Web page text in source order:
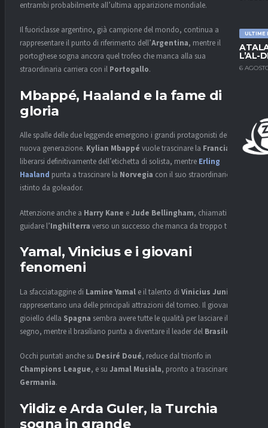
ULTIME
L’AL-
6
entrambi probabilmente all’ultima apparizione mondiale.
Il fuoriclasse argentino, già campione del mondo, continua a
rappresentare il punto di riferimento dell’Argentina, mentre il
portoghese sogna ancora quel trofeo che manca alla sua
straordinaria carriera con il Portogallo.
Mbappé, Haaland e la fame di
gloria
Alle spalle delle due leggende emergono i grandi protagonisti della
nuova generazione. Kylian Mbappé vuole trascinare la Francia
liberarsi definitivamente dell’etichetta di solista, mentre Erling
Haaland punta a trascinare la Norvegia con il suo straordinario
istinto da goleador.
Attenzione anche a Harry Kane eJude Bellingham, chiamati a
guidare l’Inghilterra verso un successo che manca da troppo tempo.
Yamal, Vinicius e i giovani
fenomeni
La sfacciataggine di Lamine Yamal e il talento di Vinicius Junior
rappresentano una delle principali attrazioni del torneo. Il giovane
gioiello della Spagna sembra avere tutte le qualità per lasciare il
segno, mentre il brasiliano punta a diventare il leader del Brasile
Occhi puntati anche su Desiré Doué, reduce dal trionfo in
Champions League, e su Jamal Musiala, pronto a trascinare la
Germania.
Yildiz e Arda Guler, la Turchia
sogna in grande